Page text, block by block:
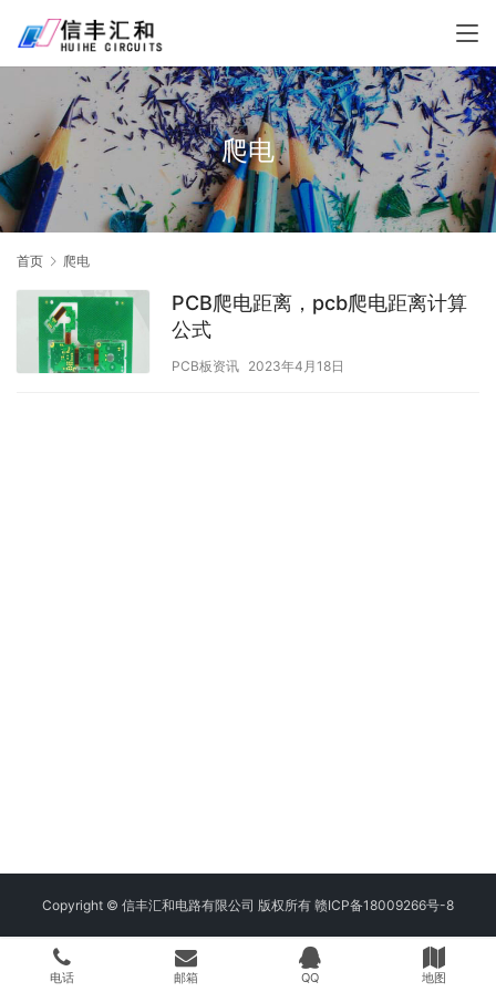
爬电
首页 爬电
PCB爬电距离，pcb爬电距离计算
公式
PCB板资讯 2023年4月18日
Copyright © 信丰汇和电路有限公司 版权所有 赣ICP备18009266号-8
电话 邮箱 QQ 地图